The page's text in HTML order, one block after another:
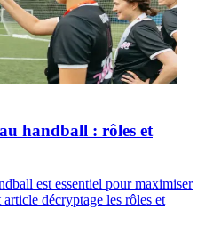
handball : rôles et
est essentiel pour maximiser
décryptage les rôles et